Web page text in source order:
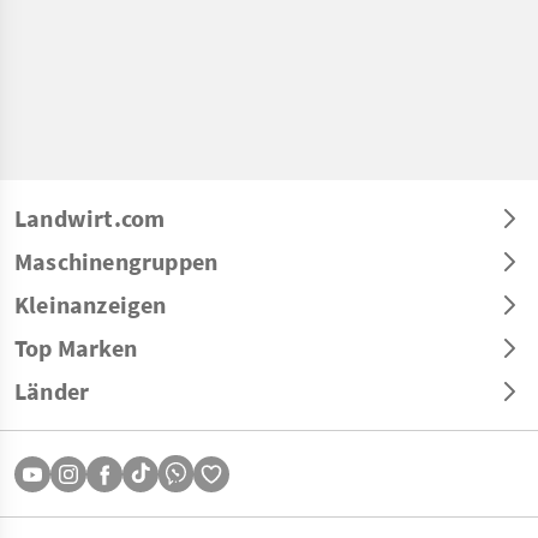
Landwirt.com
Maschinengruppen
Kleinanzeigen
Top Marken
Länder